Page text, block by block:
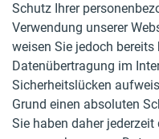
Schutz Ihrer
Verwendung unserer
weisen Sie jedoch
Datenübertragung im
Sicherheitslücken
Grund einen absoluten
Sie haben daher